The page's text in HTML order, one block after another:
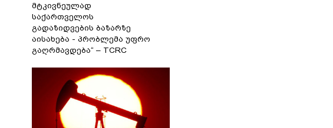
მტკივნეულად
საქართველოს
გადაზიდვების ბაზარზე
აისახება - პრობლემა უფრო
გაღრმავდება“ – TCRC